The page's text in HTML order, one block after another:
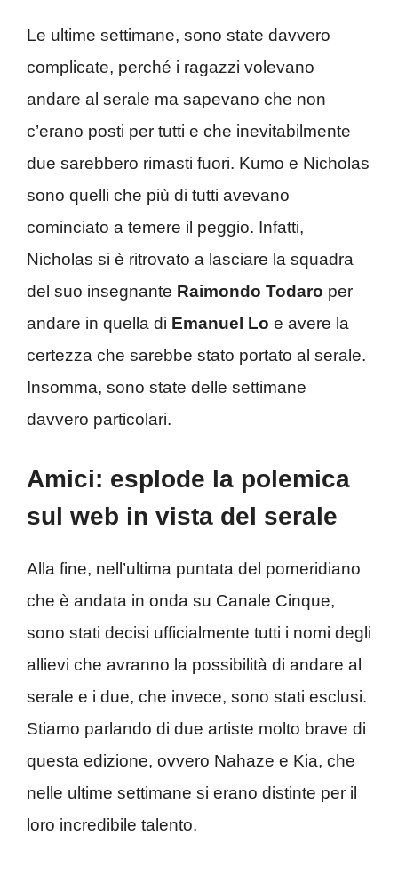
Le ultime settimane, sono state davvero
complicate, perché i ragazzi volevano
andare al serale ma sapevano che non
c’erano posti per tutti e che inevitabilmente
due sarebbero rimasti fuori. Kumo e Nicholas
sono quelli che più di tutti avevano
cominciato a temere il peggio. Infatti,
Nicholas si è ritrovato a lasciare la squadra
del suo insegnante Raimondo Todaro per
andare in quella di Emanuel Lo e avere la
certezza che sarebbe stato portato al serale.
Insomma, sono state delle settimane
davvero particolari.
Amici: esplode la polemica
sul web in vista del serale
Alla fine, nell’ultima puntata del pomeridiano
che è andata in onda su Canale Cinque,
sono stati decisi ufficialmente tutti i nomi degli
allievi che avranno la possibilità di andare al
serale e i due, che invece, sono stati esclusi.
Stiamo parlando di due artiste molto brave di
questa edizione, ovvero Nahaze e Kia, che
nelle ultime settimane si erano distinte per il
loro incredibile talento.